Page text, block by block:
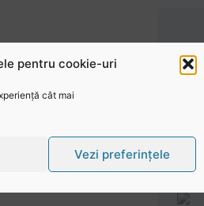
pentru cookie-uri
cât mai
Vezi preferințele